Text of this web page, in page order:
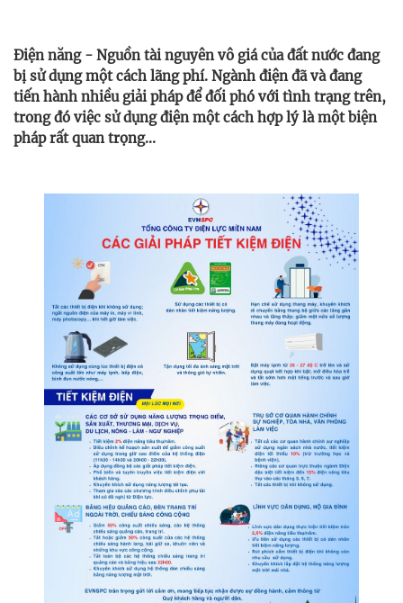
Điện năng - Nguồn tài nguyên vô giá của đất nước đang
bị sử dụng một cách lãng phí. Ngành điện đã và đang
tiến hành nhiều giải pháp để đối phó với tình trạng trên,
trong đó việc sử dụng điện một cách hợp lý là một biện
pháp rất quan trọng...